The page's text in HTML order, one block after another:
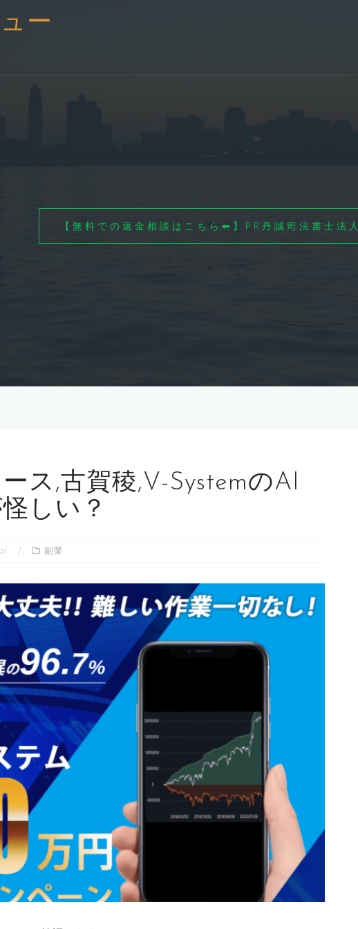
ー
【無料での返金相談はこちら⬅】PR丹誠司法書士法人
ス,古賀稜,V-SystemのAI
しい？
副業